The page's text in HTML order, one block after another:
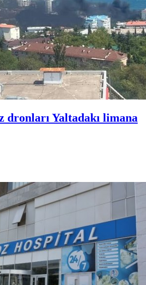
dronları Yaltadakı limana